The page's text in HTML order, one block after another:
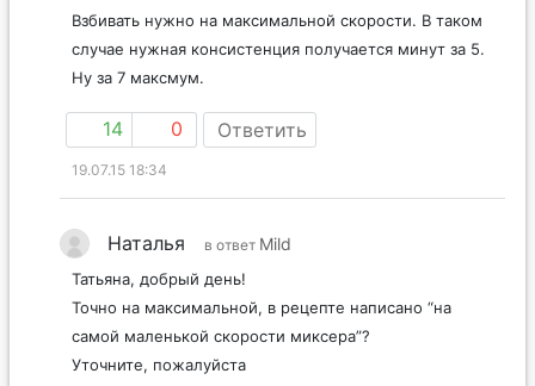
Взбивать нужно на максимальной скорости. В таком
случае нужная консистенция получается минут за 5.
Ну за 7 максмум.
14 0 Ответить
19.07.15 18:34
Наталья в ответ Mild
Татьяна, добрый день!
Точно на максимальной, в рецепте написано “на
самой маленькой скорости миксера”?
Уточните, пожалуйста